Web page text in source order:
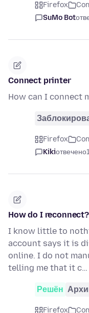
Firefox
SuMo Bot
Connect printer
How can I connect
Firefox
Kikiотвечено
How do I reconnect?
I know little to
account says it is
online. I do not
telling me that it c…
Решён
Firefox